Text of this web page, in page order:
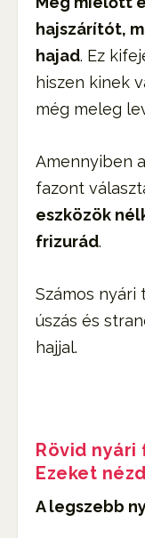
hajszárítót,
hajad. Ez
hiszen kinek
még meleg
Amennyiben
fazont
eszközök
frizurád.
Számos
úszás és
hajjal.
Rövid nyári
Ezeket
A legszebb